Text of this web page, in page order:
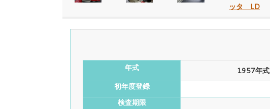
年式
1957年式
初年度登録
検査期限